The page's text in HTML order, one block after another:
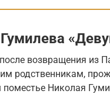
возвращения из
родственникам,
Николая